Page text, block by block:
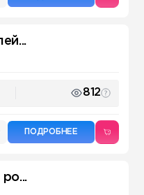
812
ПОДРОБНЕЕ